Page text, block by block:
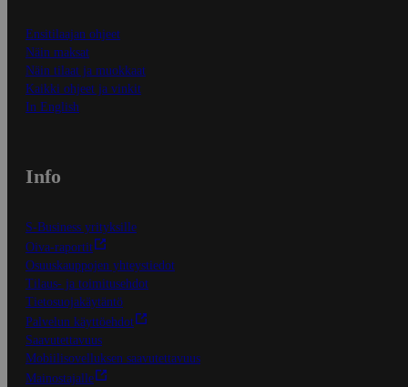
Ensitilaajan ohjeet
Näin maksat
Näin tilaat ja muokkaat
Kaikki ohjeet ja vinkit
In English
Info
S-Business yrityksille
Oiva-raportit
Osuuskauppojen yhteystiedot
Tilaus- ja toimitusehdot
Tietosuojakäytäntö
Palvelun käyttöehdot
Saavutettavuus
Mobiilisovelluksen saavutettavuus
Mainostajalle